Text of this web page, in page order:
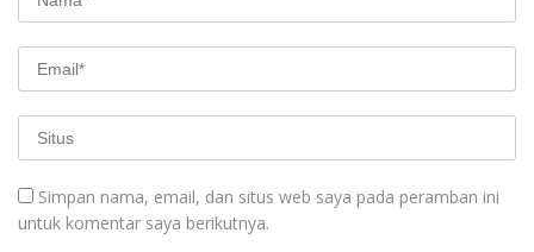
Simpan nama, email, dan situs web saya pada peramban ini
untuk komentar saya berikutnya.